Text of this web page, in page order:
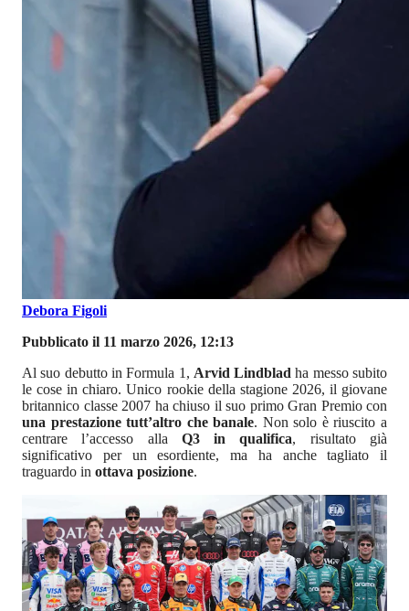
Debora Figoli
Pubblicato il 11 marzo 2026, 12:13
Al suo debutto in Formula 1, Arvid Lindblad ha messo subito
le cose in chiaro. Unico rookie della stagione 2026, il giovane
britannico classe 2007 ha chiuso il suo primo Gran Premio con
una prestazione tutt’altro che banale. Non solo è riuscito a
centrare l’accesso alla Q3 in qualifica, risultato già
significativo per un esordiente, ma ha anche tagliato il
traguardo in ottava posizione.